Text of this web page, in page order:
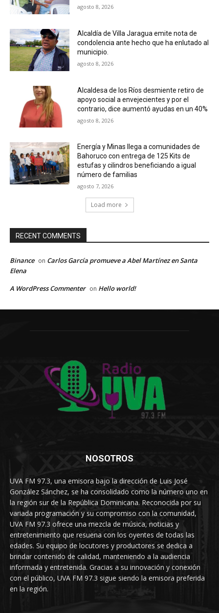
agosto 8, 2026
Alcaldía de Villa Jaragua emite nota de
condolencia ante hecho que ha enlutado al
municipio.
agosto 8, 2026
Alcaldesa de los Ríos desmiente retiro de
apoyo social a envejecientes y por el
contrario, dice aumentó ayudas en un 40%
agosto 8, 2026
Energía y Minas llega a comunidades de
Bahoruco con entrega de 125 Kits de
estufas y cilindros beneficiando a igual
número de familias
agosto 7, 2026
Load more
RECENT COMMENTS
Binance on Carlos García promueve a Abel Martínez en Santa
Elena
A WordPress Commenter on Hello world!
NOSOTROS
UVA FM 97.3, una emisora bajo la dirección de Luis José
González Sánchez, se ha consolidado como la número uno en
la región sur de la República Dominicana. Reconocida por su
variada programación y su compromiso con la comunidad,
UVA FM 97.3 ofrece una mezcla de música, noticias y
entretenimiento que resuena con los oyentes de todas las
edades. Su equipo de locutores y productores se dedica a
brindar contenido de calidad, manteniendo a la audiencia
informada y entretenida. Gracias a su innovación y conexión
con el público, UVA FM 97.3 sigue siendo la emisora preferida
en la región.